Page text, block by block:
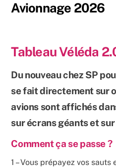
Avionnage 2026
Tableau Véléda
Du nouveau chez SP
se fait directement sur
avions sont affichés
sur écrans géants et
Comment ça se passe ?
1 – Vous prépayez vos